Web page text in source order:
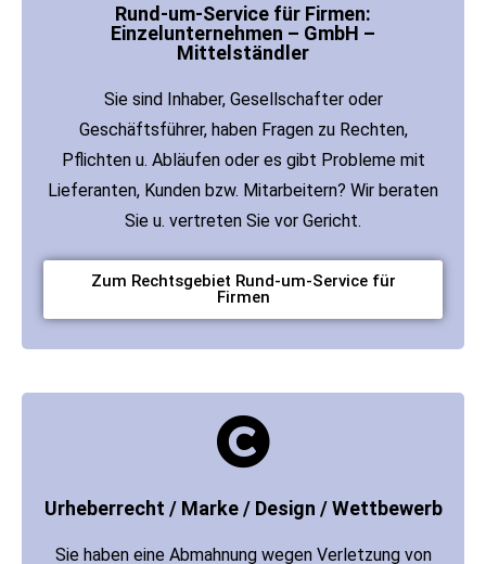
Rund-um-Service für Firmen:
Einzelunternehmen – GmbH –
Mittelständler
Sie sind Inhaber, Gesellschafter oder
Geschäftsführer, haben Fragen zu Rechten,
Pflichten u. Abläufen oder es gibt Probleme mit
Lieferanten, Kunden bzw. Mitarbeitern? Wir beraten
Sie u. vertreten Sie vor Gericht.
Zum Rechtsgebiet Rund-um-Service für
Firmen
Urheberrecht / Marke / Design / Wettbewerb
Sie haben eine Abmahnung wegen Verletzung von